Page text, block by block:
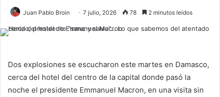
Juan Pablo Broin 7 julio, 2026 78 2 minutos leídos
Dos explosiones se escucharon este martes en Damasco,
cerca del hotel del centro de la capital donde pasó la
noche el presidente Emmanuel Macron, en una visita sin